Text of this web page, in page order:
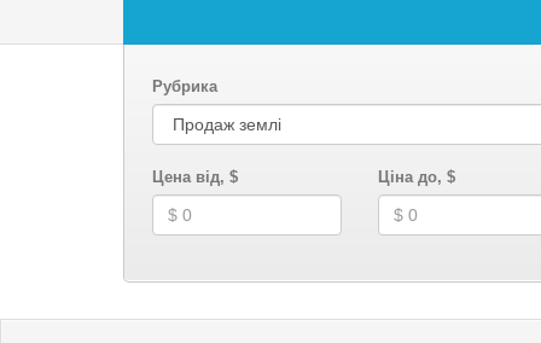
Рубрика
Цена від, $ Ціна до, $